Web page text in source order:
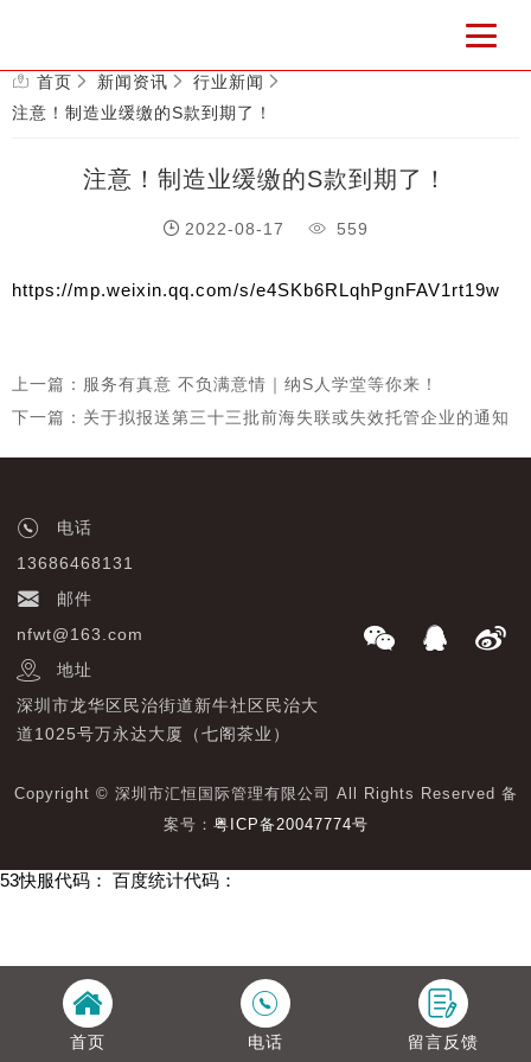
首页 新闻资讯
行业新闻
注意！制造业缓缴的S款到期了！
注意！制造业缓缴的S款到期了！
2022-08-17 559
https://mp.weixin.qq.com/s/e4SKb6RLqhPgnFAV1rt19w
上一篇：服务有真意 不负满意情｜纳S人学堂等你来！
下一篇：关于拟报送第三十三批前海失联或失效托管企业的通知
电话
13686468131
邮件
nfwt@163.com
地址
深圳市龙华区民治街道新牛社区民治大
道1025号万永达大厦（七阁茶业）
Copyright © 深圳市汇恒国际管理有限公司 All Rights Reserved 备
案号： 粤ICP备20047774号
首页 电话 留言反馈
53快服代码： 百度统计代码：